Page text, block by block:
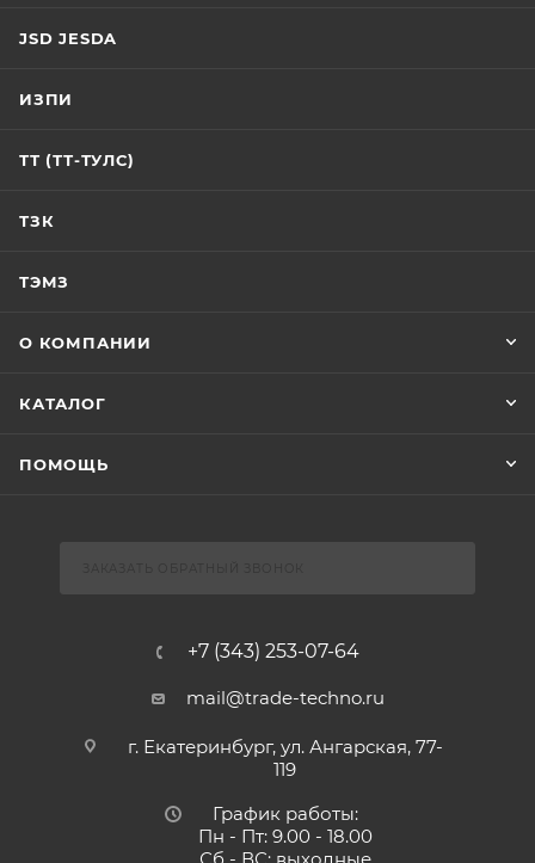
JSD JESDA
ИЗПИ
ТТ (ТТ-ТУЛС)
ТЗК
ТЭМЗ
О КОМПАНИИ
КАТАЛОГ
ПОМОЩЬ
+7 (343) 253-07-64
mail@trade-techno.ru
г. Екатеринбург, ул. Ангарская, 77-
119
График работы:
Пн - Пт: 9.00 - 18.00